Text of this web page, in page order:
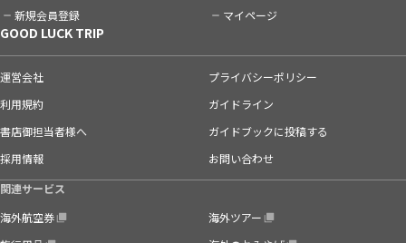
新規会員登録 マイページ
GOOD LUCK TRIP
運営会社
プライバシーポリシー
利用規約
ガイドライン
書店御担当者様へ
ガイドブックに投稿する
採用情報
お問い合わせ
関連サービス
海外航空券
海外ツアー